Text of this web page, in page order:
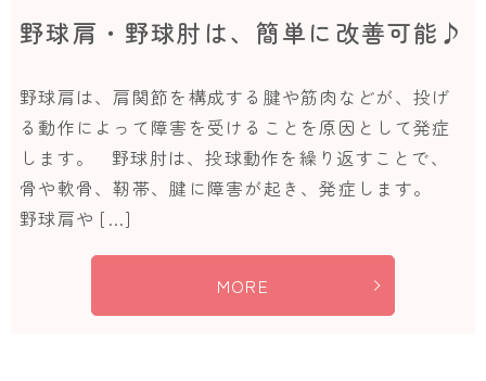
野球肩・野球肘は、簡単に改善可能♪
野球肩は、肩関節を構成する腱や筋肉などが、投げ
る動作によって障害を受けることを原因として発症
します。 野球肘は、投球動作を繰り返すことで、
骨や軟骨、靭帯、腱に障害が起き、発症します。
野球肩や […]
MORE